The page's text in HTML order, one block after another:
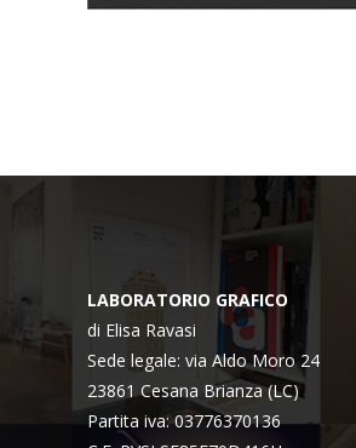
LABORATORIO GRAFICO
di Elisa Ravasi
Sede legale: via Aldo Moro 24
23861 Cesana Brianza (LC)
Partita iva: 03776370136